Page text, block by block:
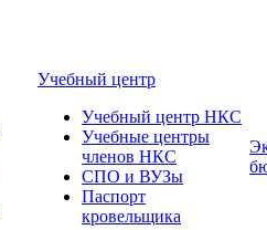
Учебный центр
Учебный центр НКС
Учебные центры
членов НКС
СПО и ВУЗы
Паспорт
кровельщика